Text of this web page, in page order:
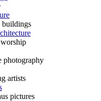
buildings
photography
artists
pictures